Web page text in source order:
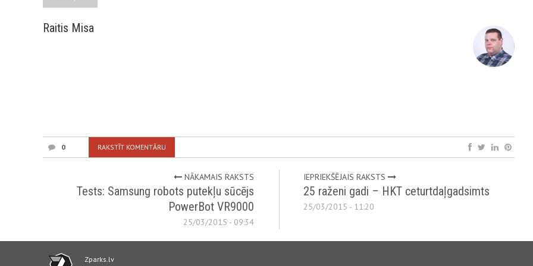
Raitis Misa
0 RAKSTĪT KOMENTĀRU
NĀKAMAIS RAKSTS
Tests: Samsung robots putekļu sūcējs
PowerBot VR9000
25/03/2015 - 09:34
IEPRIEKŠĒJAIS RAKSTS
25 raženi gadi – HKT ceturtdaļgadsimts
25/03/2015 - 11:20
Zparks.lv